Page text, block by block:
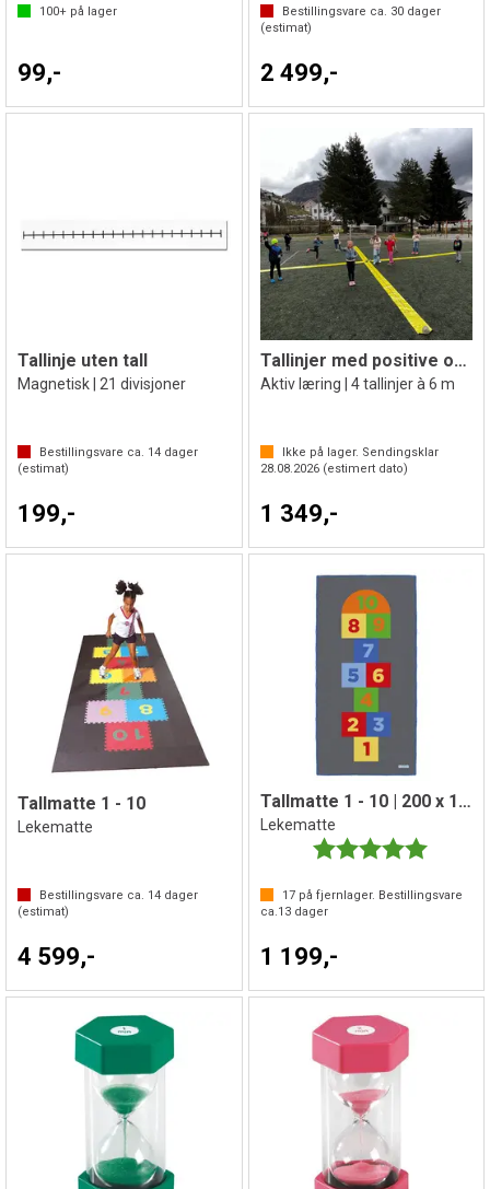
100+ på lager
99,-
Bestillingsvare ca. 30dager
(estimat)
2 499,-
Tallinje uten tall
Magnetisk | 21 divisjoner
Bestillingsvare ca. 14 dager
(estimat)
199,-
Tallinjer med positive og negative tall
Aktiv læring | 4 tallinjer à 6 m
Ikke på lager. Sendingsklar
28.08.2026(estimert dato)
1 349,-
Tallmatte 1 - 10
Lekematte
Bestillingsvare ca. 14 dager
(estimat)
4 599,-
Tallmatte 1 - 10 | 200 x 100 cm
Lekematte
Karakter:
17på fjernlager. Bestillingsvare
ca.13dager
1 199,-